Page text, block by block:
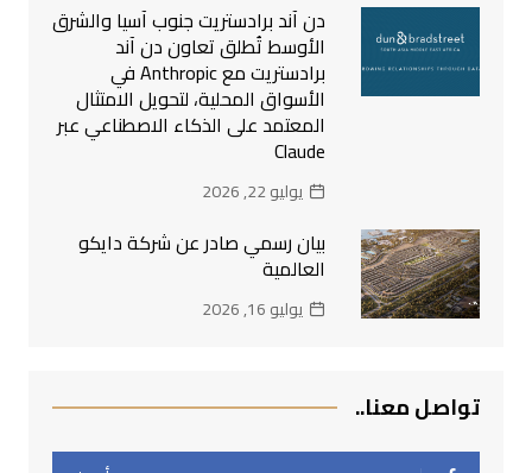
دن آند برادستريت جنوب آسيا والشرق
الأوسط تُطلق تعاون دن آند
برادستريت مع Anthropic في
الأسواق المحلية، لتحويل الامتثال
المعتمد على الذكاء الاصطناعي عبر
Claude
يوليو 22, 2026
بيان رسمي صادر عن شركة دايكو
العالمية
يوليو 16, 2026
تواصل معنا..